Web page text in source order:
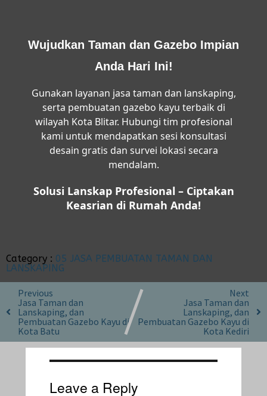
Wujudkan Taman dan Gazebo Impian
Anda Hari Ini!
Gunakan layanan jasa taman dan lanskaping,
serta pembuatan gazebo kayu terbaik di
wilayah Kota Blitar. Hubungi tim profesional
kami untuk mendapatkan sesi konsultasi
desain gratis dan survei lokasi secara
mendalam.
Solusi Lanskap Profesional – Ciptakan
Keasrian di Rumah Anda!
Category : 05 JASA PEMBUATAN TAMAN DAN
LANSKAPING
Previous
Jasa Taman dan
Lanskaping, dan
Pembuatan Gazebo Kayu di
Kota Batu
Next
Jasa Taman dan
Lanskaping, dan
Pembuatan Gazebo Kayu di
Kota Kediri
Leave a Reply